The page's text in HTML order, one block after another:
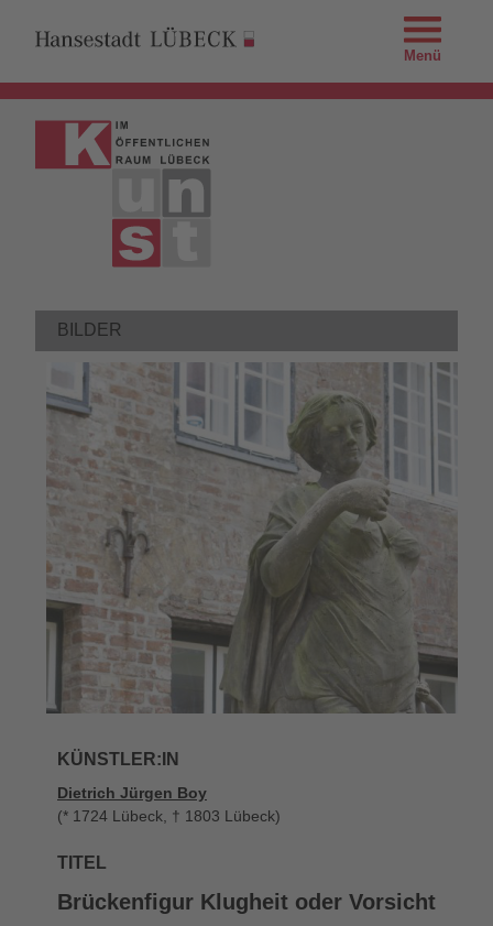
Menü
KÜNSTLER:IN
Dietrich Jürgen Boy
(* 1724 Lübeck, † 1803 Lübeck)
TITEL
Brückenfigur Klugheit oder Vorsicht
BILDER